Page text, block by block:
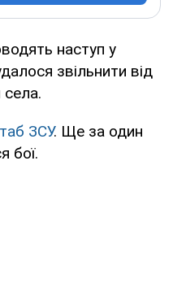
наступ у
звільнити від
села.
ЗСУ. Ще за один
бої.